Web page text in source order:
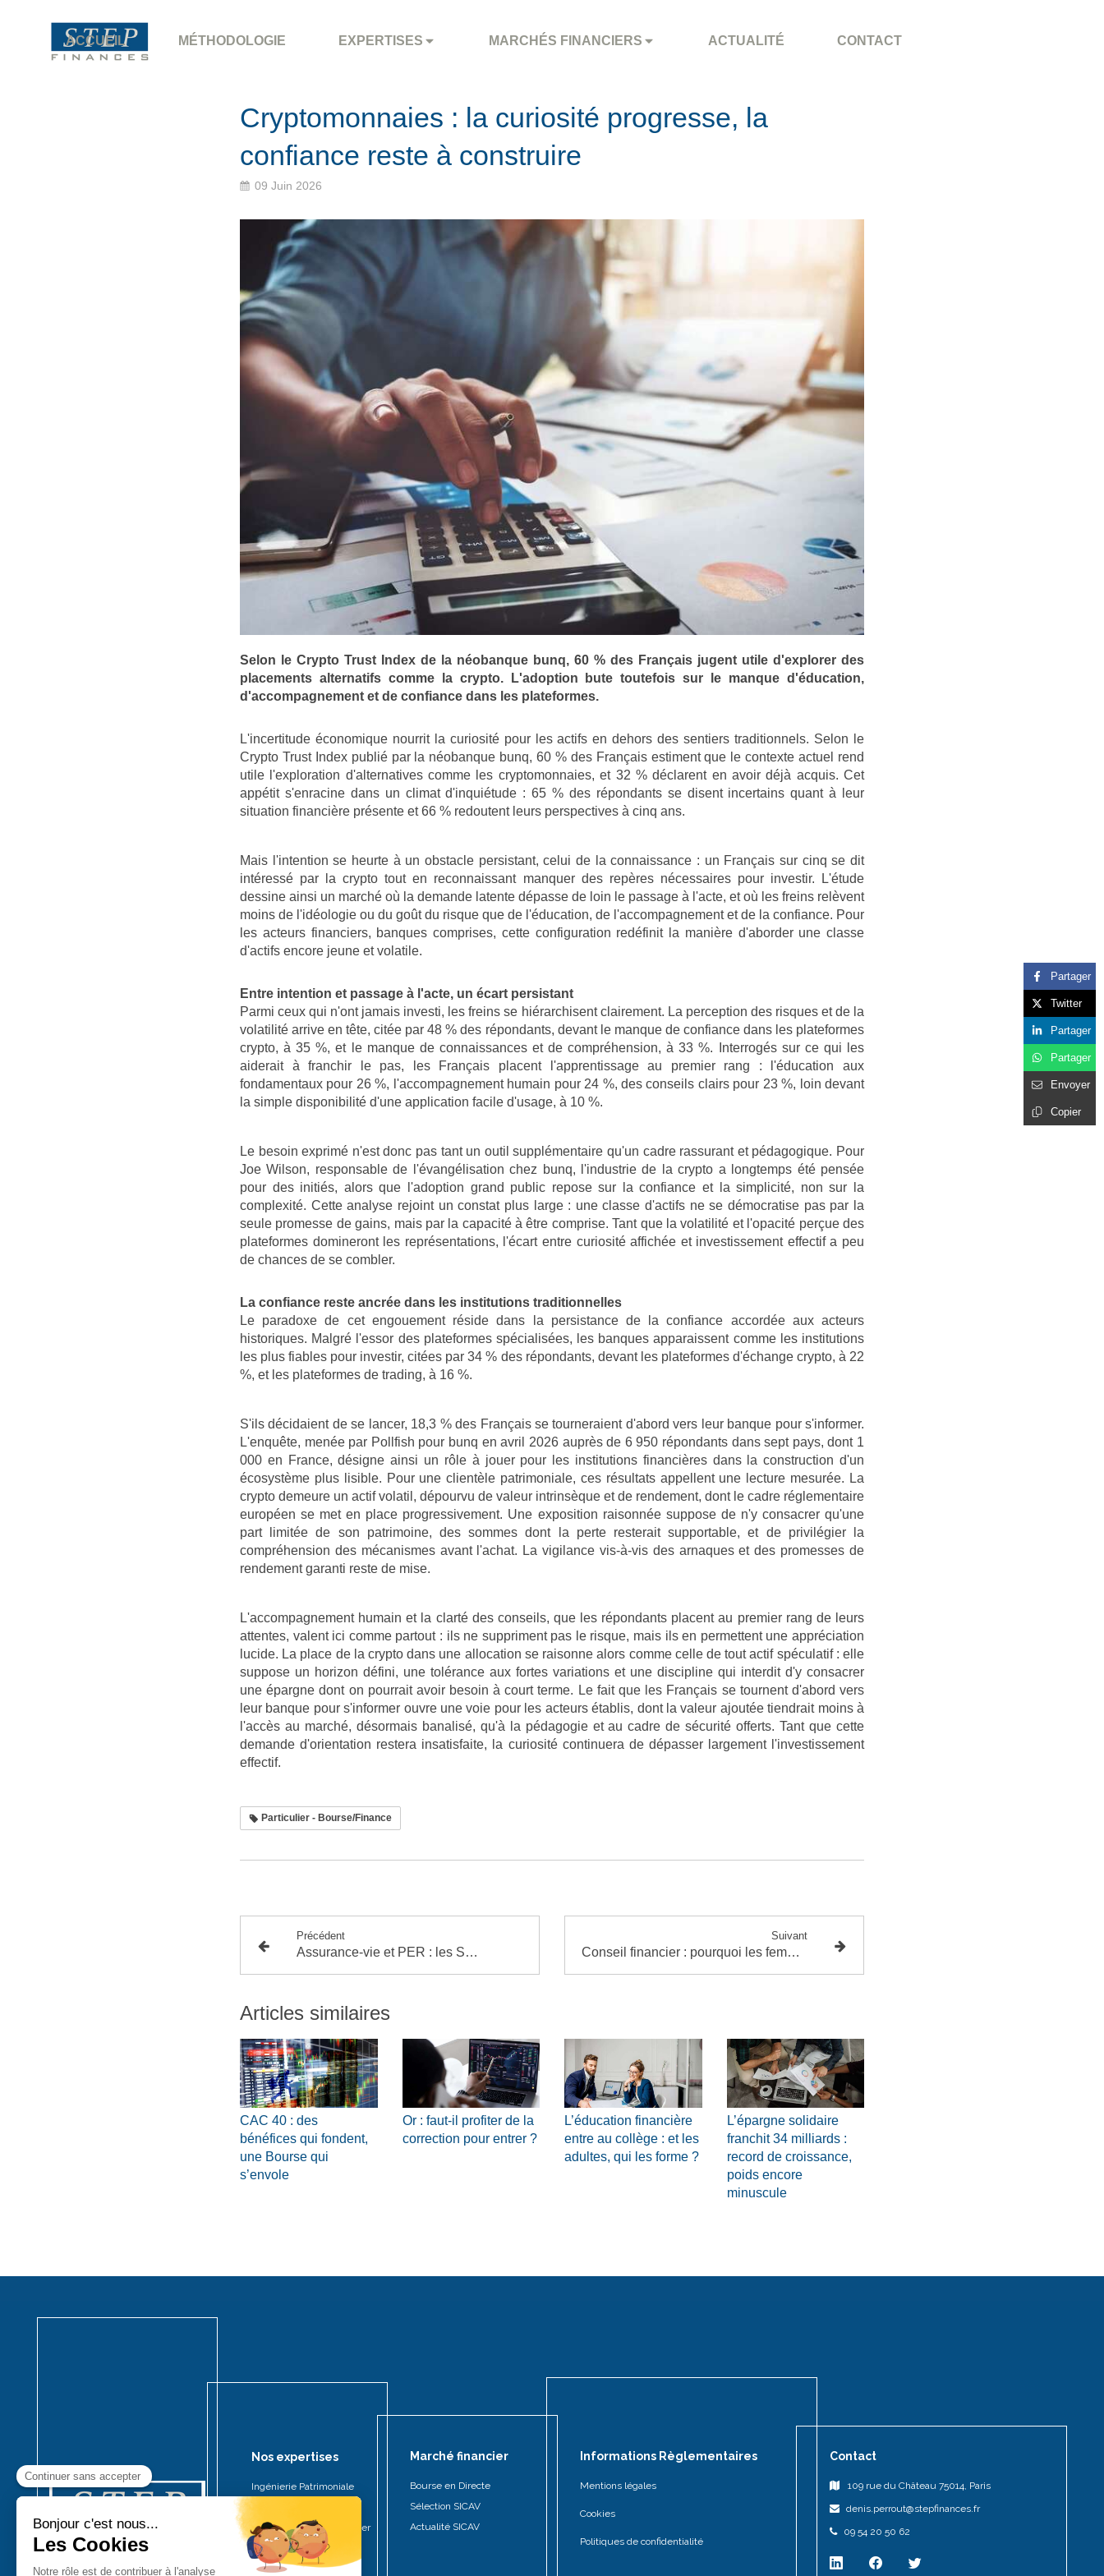
ACCUEIL MÉTHODOLOGIE EXPERTISES MARCHÉS FINANCIERS ACTUALITÉ CONTACT
Cryptomonnaies : la curiosité progresse, la
confiance reste à construire
09 Juin 2026
Selon le Crypto Trust Index de la néobanque bunq, 60 % des Français jugent utile d'explorer des
placements alternatifs comme la crypto. L'adoption bute toutefois sur le manque d'éducation,
d'accompagnement et de confiance dans les plateformes.
L'incertitude économique nourrit la curiosité pour les actifs en dehors des sentiers traditionnels. Selon le
Crypto Trust Index publié par la néobanque bunq, 60 % des Français estiment que le contexte actuel rend
utile l'exploration d'alternatives comme les cryptomonnaies, et 32 % déclarent en avoir déjà acquis. Cet
appétit s'enracine dans un climat d'inquiétude : 65 % des répondants se disent incertains quant à leur
situation financière présente et 66 % redoutent leurs perspectives à cinq ans.
Mais l'intention se heurte à un obstacle persistant, celui de la connaissance : un Français sur cinq se dit
intéressé par la crypto tout en reconnaissant manquer des repères nécessaires pour investir. L'étude
dessine ainsi un marché où la demande latente dépasse de loin le passage à l'acte, et où les freins relèvent
moins de l'idéologie ou du goût du risque que de l'éducation, de l'accompagnement et de la confiance. Pour
les acteurs financiers, banques comprises, cette configuration redéfinit la manière d'aborder une classe
d'actifs encore jeune et volatile.
Entre intention et passage à l'acte, un écart persistant
Parmi ceux qui n'ont jamais investi, les freins se hiérarchisent clairement. La perception des risques et de la
volatilité arrive en tête, citée par 48 % des répondants, devant le manque de confiance dans les plateformes
crypto, à 35 %, et le manque de connaissances et de compréhension, à 33 %. Interrogés sur ce qui les
aiderait à franchir le pas, les Français placent l'apprentissage au premier rang : l'éducation aux
fondamentaux pour 26 %, l'accompagnement humain pour 24 %, des conseils clairs pour 23 %, loin devant
la simple disponibilité d'une application facile d'usage, à 10 %.
Le besoin exprimé n'est donc pas tant un outil supplémentaire qu'un cadre rassurant et pédagogique. Pour
Joe Wilson, responsable de l'évangélisation chez bunq, l'industrie de la crypto a longtemps été pensée
pour des initiés, alors que l'adoption grand public repose sur la confiance et la simplicité, non sur la
complexité. Cette analyse rejoint un constat plus large : une classe d'actifs ne se démocratise pas par la
seule promesse de gains, mais par la capacité à être comprise. Tant que la volatilité et l'opacité perçue des
plateformes domineront les représentations, l'écart entre curiosité affichée et investissement effectif a peu
de chances de se combler.
La confiance reste ancrée dans les institutions traditionnelles
Le paradoxe de cet engouement réside dans la persistance de la confiance accordée aux acteurs
historiques. Malgré l'essor des plateformes spécialisées, les banques apparaissent comme les institutions
les plus fiables pour investir, citées par 34 % des répondants, devant les plateformes d'échange crypto, à 22
%, et les plateformes de trading, à 16 %.
S'ils décidaient de se lancer, 18,3 % des Français se tourneraient d'abord vers leur banque pour s'informer.
L'enquête, menée par Pollfish pour bunq en avril 2026 auprès de 6 950 répondants dans sept pays, dont 1
000 en France, désigne ainsi un rôle à jouer pour les institutions financières dans la construction d'un
écosystème plus lisible. Pour une clientèle patrimoniale, ces résultats appellent une lecture mesurée. La
crypto demeure un actif volatil, dépourvu de valeur intrinsèque et de rendement, dont le cadre réglementaire
européen se met en place progressivement. Une exposition raisonnée suppose de n'y consacrer qu'une
part limitée de son patrimoine, des sommes dont la perte resterait supportable, et de privilégier la
compréhension des mécanismes avant l'achat. La vigilance vis-à-vis des arnaques et des promesses de
rendement garanti reste de mise.
L'accompagnement humain et la clarté des conseils, que les répondants placent au premier rang de leurs
attentes, valent ici comme partout : ils ne suppriment pas le risque, mais ils en permettent une appréciation
lucide. La place de la crypto dans une allocation se raisonne alors comme celle de tout actif spéculatif : elle
suppose un horizon défini, une tolérance aux fortes variations et une discipline qui interdit d'y consacrer
une épargne dont on pourrait avoir besoin à court terme. Le fait que les Français se tournent d'abord vers
leur banque pour s'informer ouvre une voie pour les acteurs établis, dont la valeur ajoutée tiendrait moins à
l'accès au marché, désormais banalisé, qu'à la pédagogie et au cadre de sécurité offerts. Tant que cette
demande d'orientation restera insatisfaite, la curiosité continuera de dépasser largement l'investissement
effectif.
Particulier - Bourse/Finance
Précédent
Assurance-vie et PER : les SCI immobilières passent sous un cadre plus strict
Suivant
Conseil financier : pourquoi les femmes paient encore leurs placements plus cher
Articles similaires
CAC 40 : des
bénéfices qui fondent,
une Bourse qui
s’envole
Or : faut-il profiter de la
correction pour entrer ?
L’éducation financière
entre au collège : et les
adultes, qui les forme ?
L’épargne solidaire
franchit 34 milliards :
record de croissance,
poids encore
minuscule
Partager
Twitter
Partager
Partager
Envoyer
Copier
Nos expertises
Ingénierie Patrimoniale
Investissement immobilier
Défiscalisation
Optimisation fiscale
Marché financier
Bourse en Directe
Sélection SICAV
Actualité SICAV
Informations Règlementaires
Mentions légales
Cookies
Politiques de confidentialité
Contact
109 rue du Château 75014, Paris
denis.perrout@stepfinances.fr
09 54 20 50 62